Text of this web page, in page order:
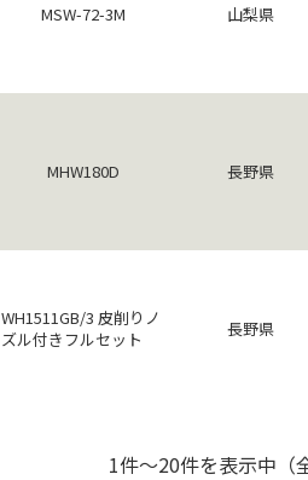
MSW-72-3M 山梨県
MHW180D 長野県
WH1511GB/3 皮削りノ
ズル付きフルセット
長野県
1件～20件を表示中（